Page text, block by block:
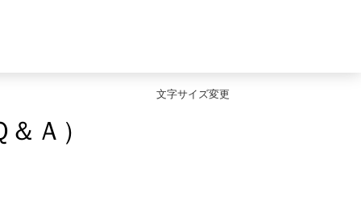
文字サイズ変更
Ａ）